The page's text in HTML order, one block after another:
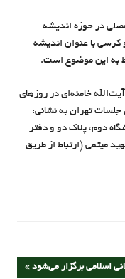
در حوزه اندیشه
کرسی با عنوان اندیشه
به این موضوع است.
خامنه‌ای در روزهای
محل سالن جلسات تهران به نشانی:
دوم، پلاک دو و دفتر
میثمی (ارتباط از طریق
اسلامی برگزار می‌شود